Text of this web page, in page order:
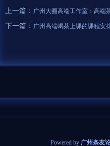
上一篇： 广州大圈高端工作室‌：高端
下一篇： 广州高端喝茶上课的课程安
Powered by 广州条友